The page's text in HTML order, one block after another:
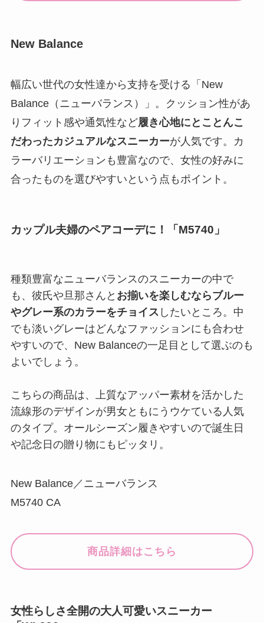
New Balance
幅広い世代の女性達から支持を受ける「New
Balance（ニューバランス）」。クッション性があ
りフィット感や通気性など履き心地にとことんこ
だわったカジュアルなスニーカーが人気です。カ
ラーバリエーションも豊富なので、女性の好みに
合ったものを選びやすいという点もポイント。
カップル夫婦のペアコーデに！「M5740」
種類豊富なニューバランスのスニーカーの中で
も、彼氏や旦那さんと お揃いを楽しむならブルー
やグレー系のカラーをチョイス したいところ。中
でも淡いグレーはどんなファッションにも合わせ
やすいので、New Balanceの一足目として選ぶのも
よいでしょう。
こちらの商品は、上質なアッパー素材を活かした
流線形のデザインが男女ともにうウケている人気
のタイプ。オールシーズン履きやすいので誕生日
や記念日の贈り物にもピッタリ。
New Balance／ニューバランス
M5740 CA
商品詳細はこちら
女性らしさ全開の大人可愛いスニーカー